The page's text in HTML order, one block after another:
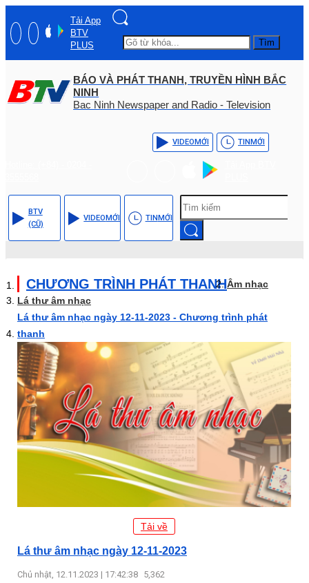
Tải App
BTV
PLUS
Tìm
BÁO VÀ PHÁT THANH, TRUYỀN HÌNH BẮC
NINH
Bac Ninh Newspaper and Radio - Television
VIDEOMỚI TINMỚI
BTV
(CŨ)
VIDEOMỚI TINMỚI
CHƯƠNG TRÌNH PHÁT THANHÂm nhạc
Lá thư âm nhạc
Lá thư âm nhạc ngày 12-11-2023 - Chương trình phát
thanh
Tải về
Lá thư âm nhạc ngày 12-11-2023
Chủ nhật, 12.11.2023 | 17:42:38 5,362